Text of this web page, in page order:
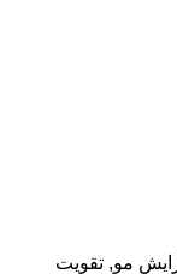
مو, تقویت